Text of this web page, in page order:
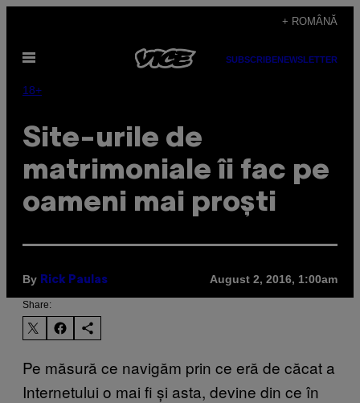
content
+ ROMÂNĂ
Open
SUBSCRIBENEWSLETTER
18+
Site-urile de
matrimoniale îi fac pe
oameni mai proști
By Rick Paulas August 2, 2016, 1:00am
Share:
Pe măsură ce navigăm prin ce eră de căcat a
Internetului o mai fi și asta, devine din ce în